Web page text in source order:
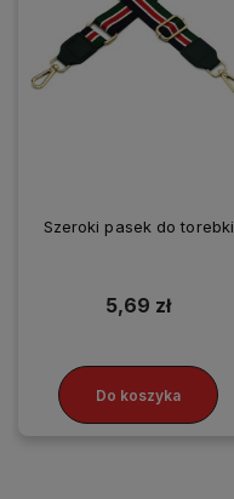
Szeroki pasek do torebki
5,69 zł
Do koszyka